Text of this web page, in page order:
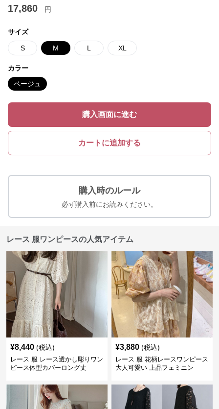
17,860 円
サイズ
S M L XL
カラー
ベージュ
購入画面に進む
カートに追加する
購入時のルール
必ず購入前にお読みください。
レース 服ワンピースの人気アイテム
¥8,440 (税込)
レース 服 レース透かし彫りワン
ピース体型カバーロング丈
¥3,880 (税込)
レース 服 花柄レースワンピース
大人可愛い 上品フェミニン